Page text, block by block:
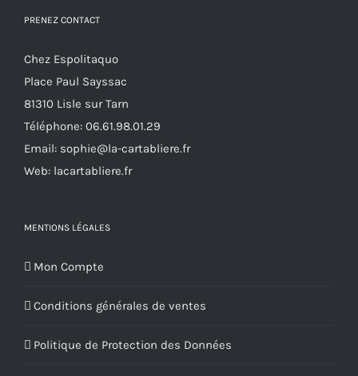
PRENEZ CONTACT
Chez Espolitaquo
Place Paul Sayssac
81310 Lisle sur Tarn
Téléphone: 06.61.98.01.29
Email: sophie@la-cartabliere.fr
Web: lacartabliere.fr
MENTIONS LÉGALES
Mon Compte
Conditions générales de ventes
Politique de Protection des Données